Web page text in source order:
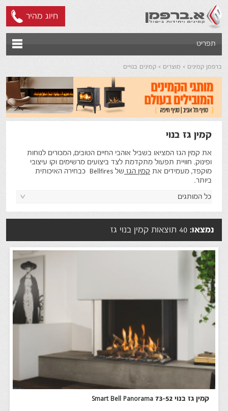
חיוג מהיר
תפריט
ברפמן קמינים מוצרים קמינים בנויים
קמין גז בנוי
את קמין הגז המציאו בשביל אוהבי החיים הטובים, המכורים לנוחות
ופינוק. חוויית תפעול מתקדמת לצד ביצועים מרשימים וקו עיצובי
מוקפד, מעמידים את קמין הגז
של Bellfires כבחירה האיכותית
ביותר.
נמצאו:
קמין גז בנוי Smart Bell Panorama 73-52